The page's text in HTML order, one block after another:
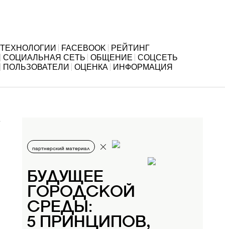
ТЕХНОЛОГИИ FACEBOOK
РЕЙТИНГ
СОЦИАЛЬНАЯ СЕТЬ
ОБЩЕНИЕ
СОЦСЕТЬ
ПОЛЬЗОВАТЕЛИ
ОЦЕНКА ИНФОРМАЦИЯ
партнерский материал
БУДУЩЕЕ
ГОРОДСКОЙ
СРЕДЫ:
5 ПРИНЦИПОВ,